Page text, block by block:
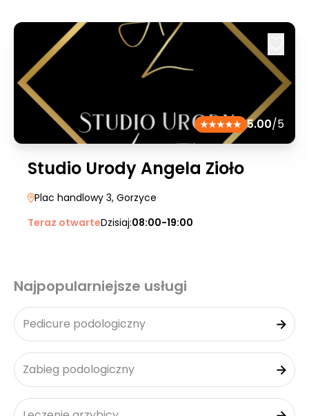
5.00/5
Studio Urody Angela Zioło
Plac handlowy 3, Gorzyce
Teraz otwarteDzisiaj:08:00-19:00
Najpopularniejsze usługi
Pedicure podologiczny
Zabieg podologiczny